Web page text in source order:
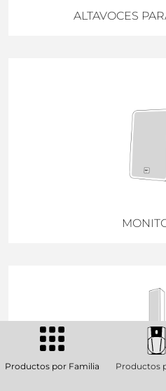
ALTAVOCES
Productos por Familia Productos